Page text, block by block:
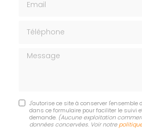
Téléphone
Message
J'autorise ce site à conserver
dans ce formulaire pour faciliter le suivi
demande. (Aucune exploitation
données concervées. Voir notre